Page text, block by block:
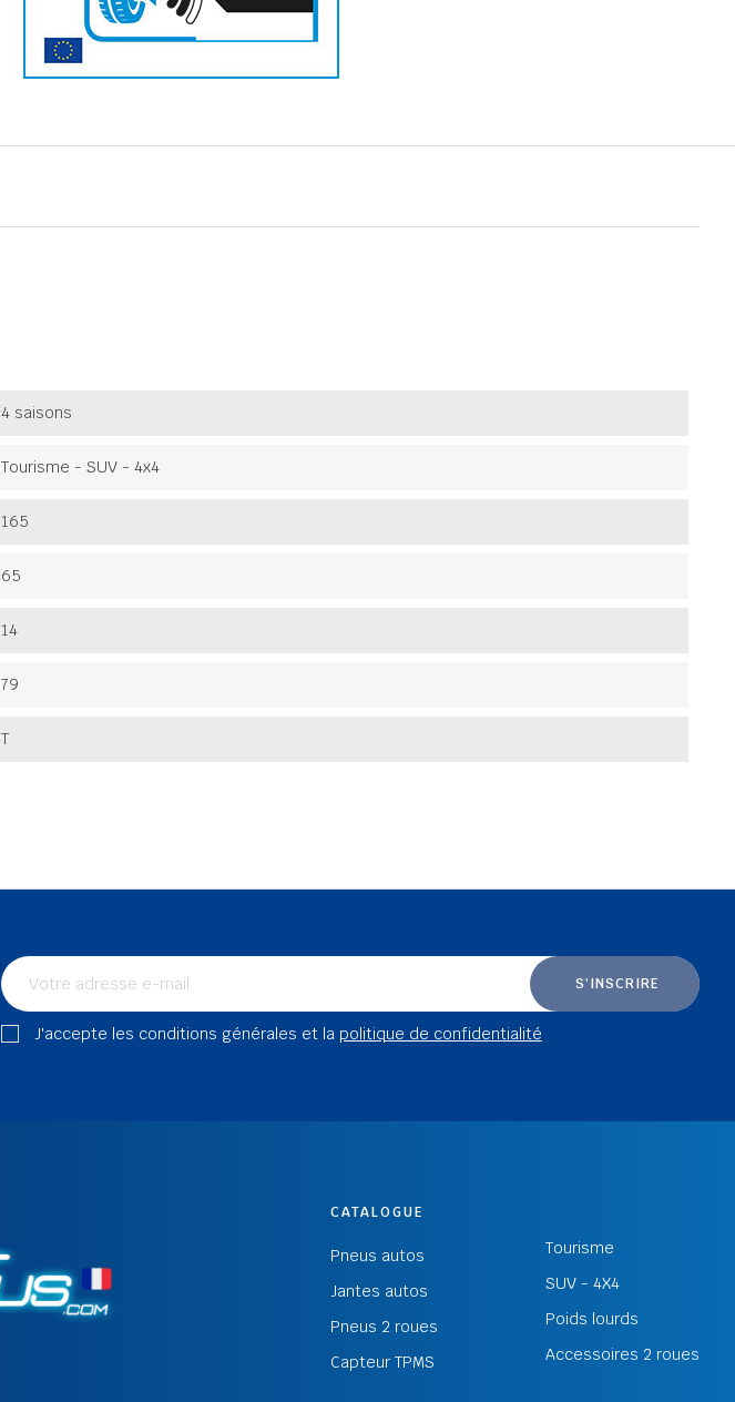
4 saisons
Tourisme - SUV - 4x4
165
65
14
79
T
S'INSCRIRE
J'accepte les conditions générales et la politique de confidentialité
CATALOGUE
Pneus autos
Jantes autos
Pneus 2 roues
Capteur TPMS
Tourisme
SUV - 4X4
Poids lourds
Accessoires 2 roues